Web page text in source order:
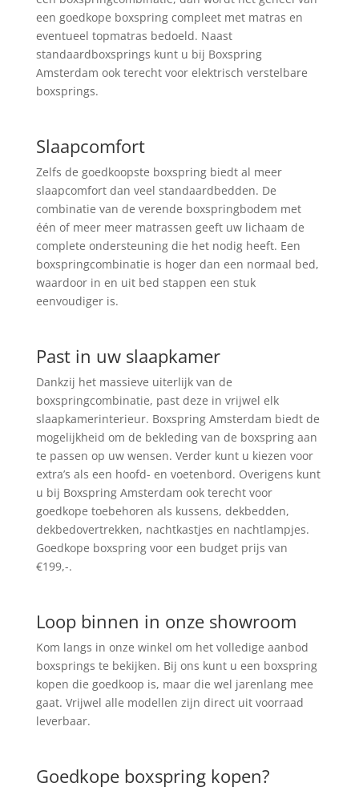
een goedkope boxspring compleet met matras en
eventueel topmatras bedoeld. Naast
standaardboxsprings kunt u bij Boxspring
Amsterdam ook terecht voor elektrisch verstelbare
boxsprings.
Slaapcomfort
Zelfs de goedkoopste boxspring biedt al meer
slaapcomfort dan veel standaardbedden. De
combinatie van de verende boxspringbodem met
één of meer meer matrassen geeft uw lichaam de
complete ondersteuning die het nodig heeft. Een
boxspringcombinatie is hoger dan een normaal bed,
waardoor in en uit bed stappen een stuk
eenvoudiger is.
Past in uw slaapkamer
Dankzij het massieve uiterlijk van de
boxspringcombinatie, past deze in vrijwel elk
slaapkamerinterieur. Boxspring Amsterdam biedt de
mogelijkheid om de bekleding van de boxspring aan
te passen op uw wensen. Verder kunt u kiezen voor
extra’s als een hoofd- en voetenbord. Overigens kunt
u bij Boxspring Amsterdam ook terecht voor
goedkope toebehoren als kussens, dekbedden,
dekbedovertrekken, nachtkastjes en nachtlampjes.
Goedkope boxspring voor een budget prijs van
€199,-.
Loop binnen in onze showroom
Kom langs in onze winkel om het volledige aanbod
boxsprings te bekijken. Bij ons kunt u een boxspring
kopen die goedkoop is, maar die wel jarenlang mee
gaat. Vrijwel alle modellen zijn direct uit voorraad
leverbaar.
Goedkope boxspring kopen?